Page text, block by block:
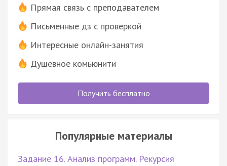
Прямая связь с преподавателем
Письменные дз с проверкой
Интересные онлайн-занятия
Душевное комьюнити
Получить бесплатно
Популярные материалы
Задание 16. Анализ программ. Рекурсия